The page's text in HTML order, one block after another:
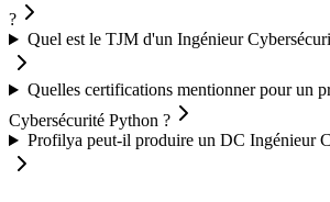
?
Quel est le TJM d'un Ingénieur
Quelles certifications mentionner pour un
Cybersécurité Python ?
Profilya peut-il produire un DC Ingénieur